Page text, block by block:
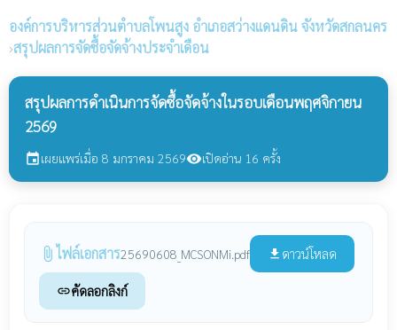
องค์การบริหารส่วนตำบลโพนสูง อำเภอสว่างแดนดิน จังหวัดสกลนคร
›สรุปผลการจัดซื้อจัดจ้างประจำเดือน
สรุปผลการดำเนินการจัดซื้อจัดจ้างในรอบเดือนพฤศจิกายน
2569
eventเผยแพร่เมื่อ 8 มกราคม 2569visibilityเปิดอ่าน 16 ครั้ง
attach_file ไฟล์เอกสาร25690608_MCSONMi.pdf file_download ดาวน์โหลด
linkคัดลอกลิงก์